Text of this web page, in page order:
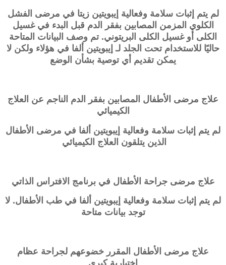
لم يتم إثبات سلامة وفعالية إيبويتين زيتا في مرضى الفشل
الكلوي المزمن المصابين بفقر الدم قبل البدء في غسيل
الكلى أو غسيل الكلى البريتوني. تم وصف البيانات المتاحة
حاليًا للاستخدام تحت الجلد لـ إيبويتين ألفا في هؤلاء ولكن لا
يمكن تقديم أي توصية بشأن الوضع
علاج مرضى الأطفال المصابين بفقر الدم الناجم عن العلاج
الكيميائي
لم يتم إثبات سلامة وفعالية إيبويتين ألفا في مرضى الأطفال
الذين يتلقون العلاج الكيميائي
علاج مرضى جراحة الأطفال في برنامج الافتراس الذاتي
لم يتم إثبات سلامة وفعالية إيبويتين ألفا في طب الأطفال. لا
توجد بيانات متاحة
علاج مرضى الأطفال المقرر خضوعهم لجراحة عظام